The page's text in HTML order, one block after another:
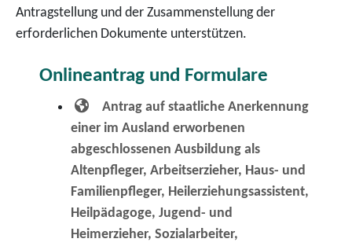
Antragstellung und der Zusammenstellung der
erforderlichen Dokumente unterstützen.
Onlineantrag und Formulare
Antrag auf staatliche Anerkennung
einer im Ausland erworbenen
abgeschlossenen Ausbildung als
Altenpfleger, Arbeitserzieher, Haus- und
Familienpfleger, Heilerziehungsassistent,
Heilpädagoge, Jugend- und
Heimerzieher, Sozialarbeiter,